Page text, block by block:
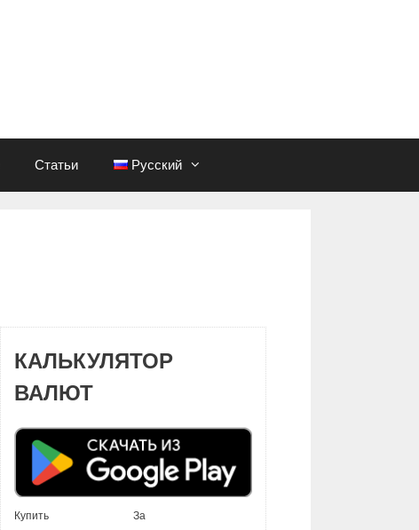
Статьи Русский
КАЛЬКУЛЯТОР
ВАЛЮТ
Купить За